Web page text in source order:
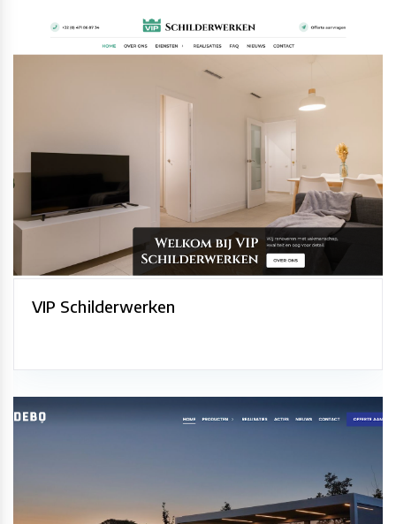
VIP Schilderwerken